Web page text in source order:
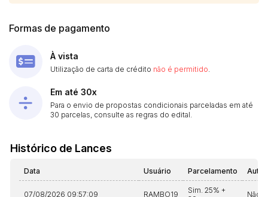
Formas de pagamento
À vista
Utilização de carta de crédito não é permitido
Em até 30x
Para o envio de propostas condicionais parceladas em até
30 parcelas, consulte as regras do edital.
Histórico de Lances
Data Usuário Parcelamento
07/08/2026 09:57:09 RAMBO19
Sim. 25% +
Não